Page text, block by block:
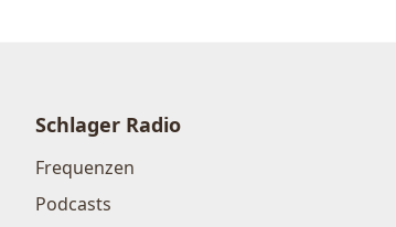
Schlager Radio
Frequenzen
Podcasts